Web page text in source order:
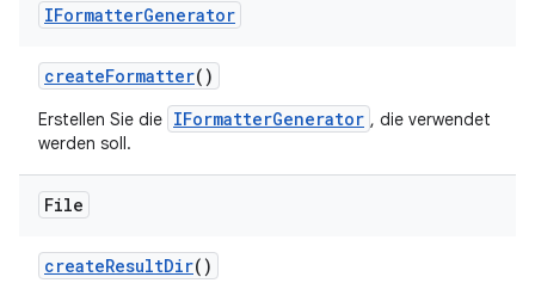
IFormatterGenerator
createFormatter()
Erstellen Sie die IFormatterGenerator , die verwendet
werden soll.
File
createResultDir()